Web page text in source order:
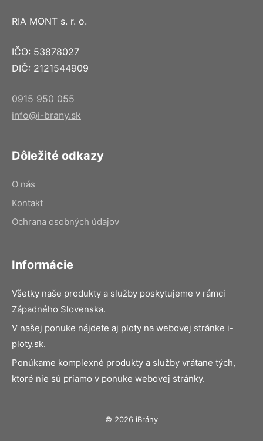
RIA MONT s. r. o.
IČO: 53878027
DIČ: 2121544909
0915 950 055
info@i-brany.sk
Dôležité odkazy
O nás
Kontakt
Ochrana osobných údajov
Informácie
Všetky naše produkty a služby poskytujeme v rámci
Západného Slovenska.
V našej ponuke nájdete aj ploty na webovej stránke i-
ploty.sk.
Ponúkame komplexné produkty a služby vrátane tých,
ktoré nie sú priamo v ponuke webovej stránky.
© 2026 iBrány